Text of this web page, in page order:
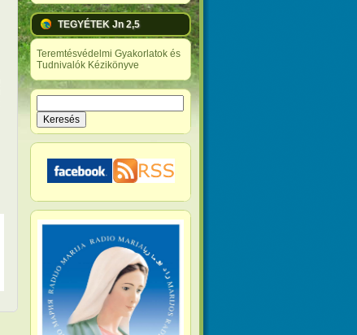
TEGYÉTEK Jn 2,5
Teremtésvédelmi Gyakorlatok és
Tudnivalók Kézikönyve
Keresés űrlap